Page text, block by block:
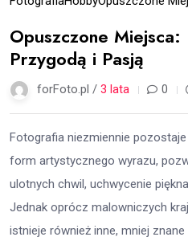
Opuszczone Miejsca:
Przygodą i Pasją
forFoto.pl / 3 lata 0
Fotografia niezmiennie
form artystycznego wyrazu,
ulotnych chwil, uchwycenie
Jednak oprócz malowniczych
istnieje również inne, mniej